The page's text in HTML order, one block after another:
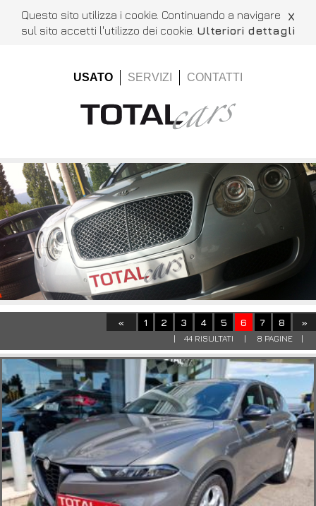
Questo sito utilizza i cookie. Continuando a navigare
sul sito accetti l'utilizzo dei cookie. Ulteriori dettagli
X
USATO SERVIZI CONTATTI
« 1 2 3 4 5 6 7 8 »
| 44 RISULTATI | 8 PAGINE |